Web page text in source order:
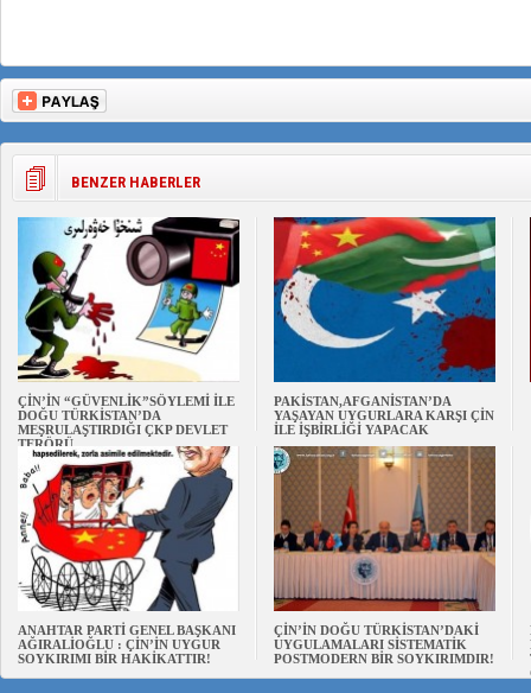
BENZER HABERLER
ÇİN’İN “GÜVENLİK”SÖYLEMİ İLE
DOĞU TÜRKİSTAN’DA
MEŞRULAŞTIRDIĞI ÇKP DEVLET
TERÖRÜ
PAKİSTAN,AFGANİSTAN’DA
YAŞAYAN UYGURLARA KARŞI ÇİN
İLE İŞBİRLİĞİ YAPACAK
ANAHTAR PARTİ GENEL BAŞKANI
AĞIRALİOĞLU : ÇİN’İN UYGUR
SOYKIRIMI BİR HAKİKATTIR!
ÇİN’İN DOĞU TÜRKİSTAN’DAKİ
UYGULAMALARI SİSTEMATİK
POSTMODERN BİR SOYKIRIMDIR!